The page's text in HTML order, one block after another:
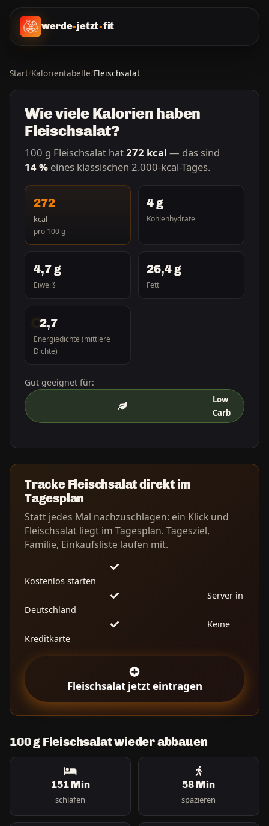
werde-jetzt-fit
Start/Kalorientabelle/Fleischsalat
Wie viele Kalorien haben
Fleischsalat?
100 g Fleischsalat hat272 kcal — das sind
14 % eines klassischen 2.000-kcal-Tages.
272
kcal
pro 100 g
4 g
Kohlenhydrate
4,7 g
Eiweiß
26,4 g
Fett
2,7
Energiedichte (mittlere
Dichte)
Gut geeignet für:
Low
Carb
Tracke Fleischsalat direkt im
Tagesplan
Statt jedes Mal nachzuschlagen: ein Klick und
Fleischsalat liegt im Tagesplan. Tagesziel,
Familie, Einkaufsliste laufen mit.
Kostenlos starten
Server in
Deutschland
Keine
Kreditkarte
Fleischsalat jetzt eintragen
100 g Fleischsalat wieder abbauen
151 Min
schlafen
58 Min
spazieren